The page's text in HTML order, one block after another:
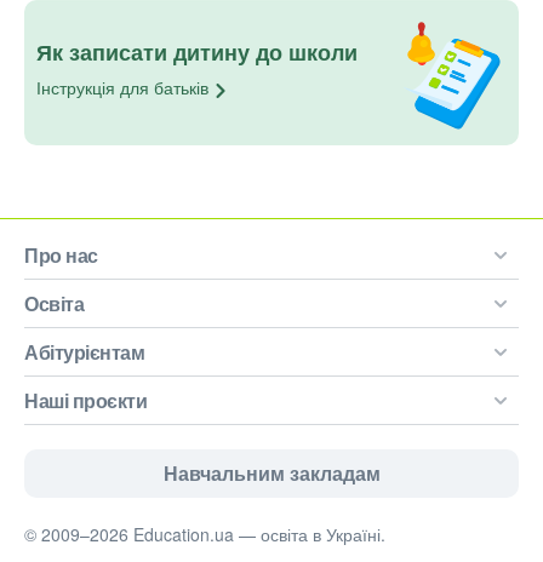
Як записати дитину до школи
Інструкція для батьків
Про нас
Освіта
Абітурієнтам
Наші проєкти
Навчальним закладам
© 2009–2026 Education.ua — освіта в Україні.